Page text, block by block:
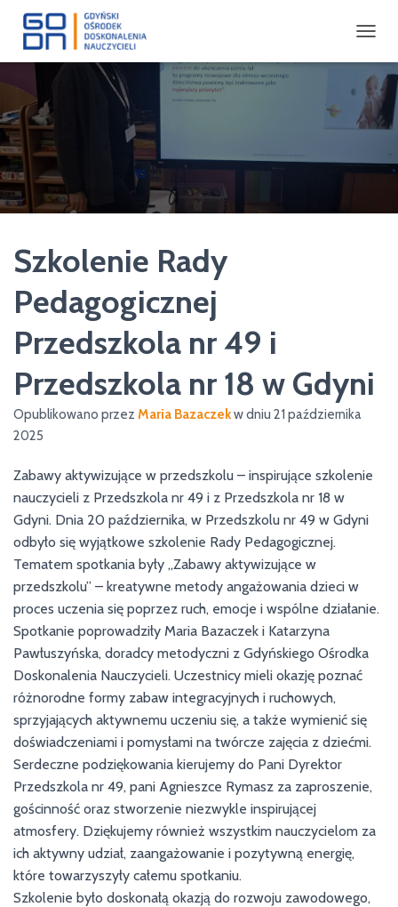
R
Z
E
Ą
Z
W
Szkolenie Rady
Pedagogicznej
Przedszkola nr 49 i
Przedszkola nr 18 w Gdyni
Opublikowano przez Maria Bazaczekw dniu 21 października
2025
Zabawy aktywizujące w przedszkolu – inspirujące szkolenie
nauczycieli z Przedszkola nr 49 i z Przedszkola nr 18 w
Gdyni. Dnia 20 października, w Przedszkolu nr 49 w Gdyni
odbyło się wyjątkowe szkolenie Rady Pedagogicznej.
Tematem spotkania były „Zabawy aktywizujące w
przedszkolu” – kreatywne metody angażowania dzieci w
proces uczenia się poprzez ruch, emocje i wspólne działanie.
Spotkanie poprowadziły Maria Bazaczek i Katarzyna
Pawłuszyńska, doradcy metodyczni z Gdyńskiego Ośrodka
Doskonalenia Nauczycieli. Uczestnicy mieli okazję poznać
różnorodne formy zabaw integracyjnych i ruchowych,
sprzyjających aktywnemu uczeniu się, a także wymienić się
doświadczeniami i pomysłami na twórcze zajęcia z dziećmi.
Serdeczne podziękowania kierujemy do Pani Dyrektor
Przedszkola nr 49, pani Agnieszce Rymasz za zaproszenie,
gościnność oraz stworzenie niezwykle inspirującej
atmosfery. Dziękujemy również wszystkim nauczycielom za
ich aktywny udział, zaangażowanie i pozytywną energię,
które towarzyszyły całemu spotkaniu.
Szkolenie było doskonałą okazją do rozwoju zawodowego,